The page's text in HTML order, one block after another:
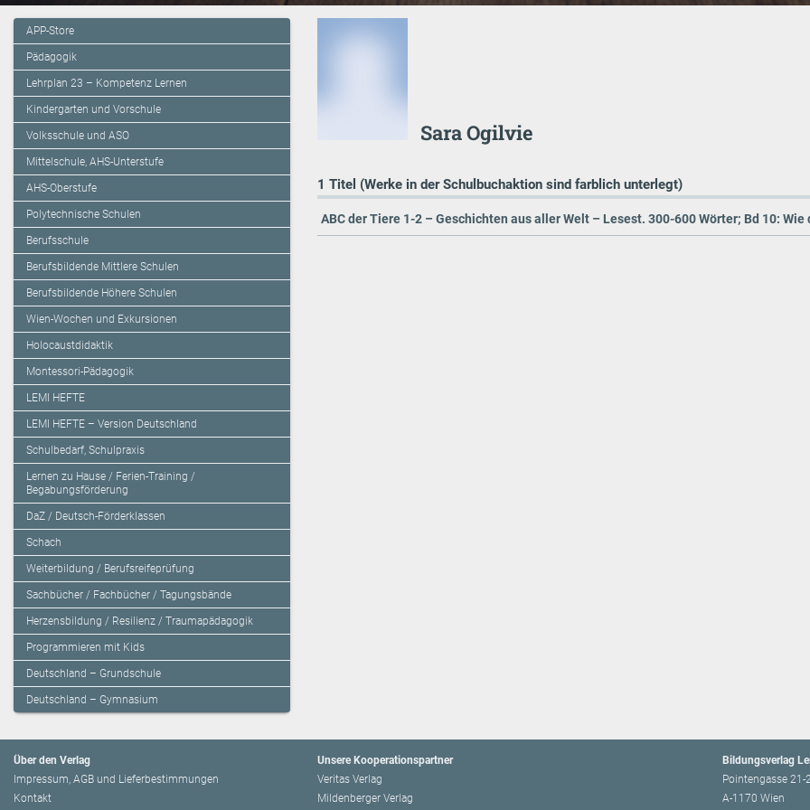
APP-Store
Pädagogik
Lehrplan 23 – Kompetenz Lernen
Kindergarten und Vorschule
Volksschule und ASO
Mittelschule, AHS-Unterstufe
AHS-Oberstufe
Polytechnische Schulen
Berufsschule
Berufsbildende Mittlere Schulen
Berufsbildende Höhere Schulen
Wien-Wochen und Exkursionen
Holocaustdidaktik
Montessori-Pädagogik
LEMI HEFTE
LEMI HEFTE – Version Deutschland
Schulbedarf, Schulpraxis
Lernen zu Hause / Ferien-Training /
Begabungsförderung
DaZ / Deutsch-Förderklassen
Schach
Weiterbildung / Berufsreifeprüfung
Sachbücher / Fachbücher / Tagungsbände
Herzensbildung / Resilienz / Traumapädagogik
Programmieren mit Kids
Deutschland – Grundschule
Deutschland – Gymnasium
Sara Ogilvie
1 Titel (Werke in der Schulbuchaktion sind farblich unterlegt)
ABC der Tiere 1-2 – Geschichten aus aller Welt – Lesest. 300-600 Wörter; Bd 10:
Über den Verlag
Impressum, AGB und Lieferbestimmungen
Kontakt
Unsere Kooperationspartner
Veritas Verlag
Mildenberger Verlag
Bildungsverlag
Pointengasse 21-
A-1170 Wien